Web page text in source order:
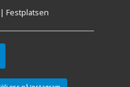
|Festplatsen